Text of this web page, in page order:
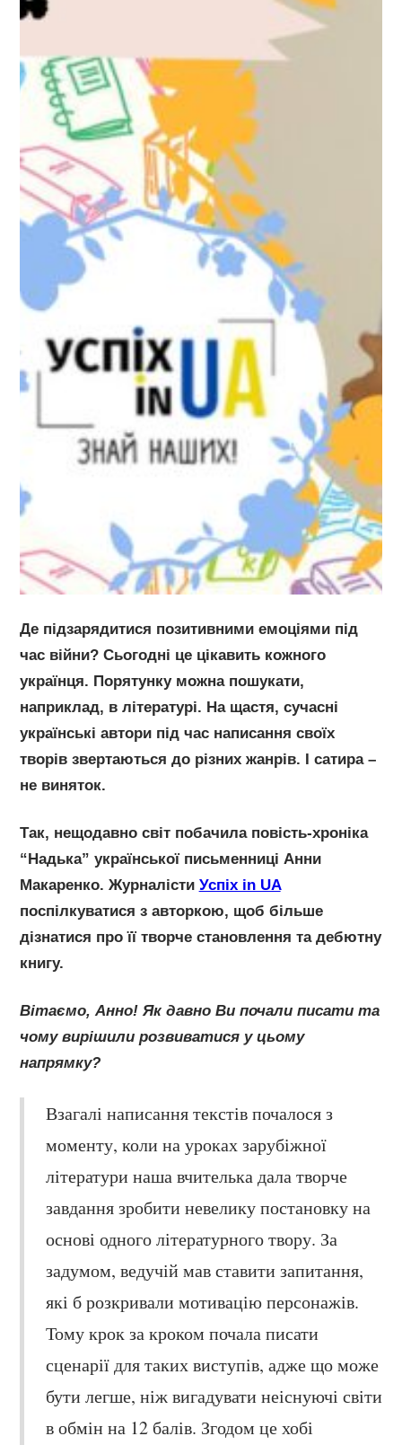
Де підзарядитися позитивними емоціями під
час війни? Сьогодні це цікавить кожного
українця. Порятунку можна пошукати,
наприклад, в літературі. На щастя, сучасні
українські автори під час написання своїх
творів звертаються до різних жанрів. І сатира –
не виняток.
Так, нещодавно світ побачила повість-хроніка
“Надька” української письменниці Анни
Макаренко. Журналісти Успіх in UA
поспілкуватися з авторкою, щоб більше
дізнатися про її творче становлення та дебютну
книгу.
Вітаємо, Анно! Як давно Ви почали писати та
чому вирішили розвиватися у цьому
напрямку?
Взагалі написання текстів почалося з
моменту, коли на уроках зарубіжної
літератури наша вчителька дала творче
завдання зробити невелику постановку на
основі одного літературного твору. За
задумом, ведучій мав ставити запитання,
які б розкривали мотивацію персонажів.
Тому крок за кроком почала писати
сценарії для таких виступів, адже що може
бути легше, ніж вигадувати неіснуючі світи
в обмін на 12 балів. Згодом це хобі